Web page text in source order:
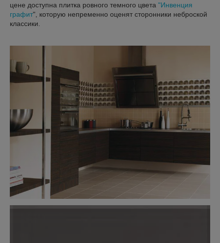
цене доступна плитка ровного темного цвета "Инвенция
графит", которую непременно оценят сторонники неброской
классики.